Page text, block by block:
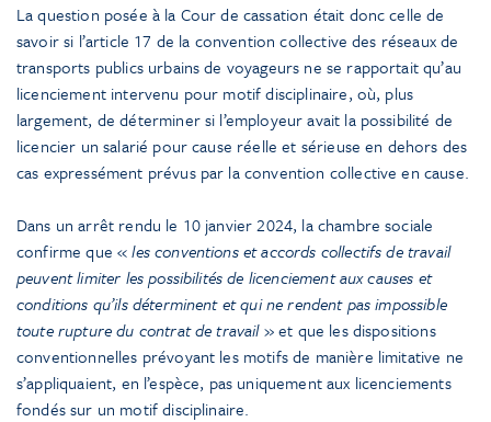
La question posée à la Cour de cassation était donc celle de
savoir si l’article 17 de la convention collective des réseaux de
transports publics urbains de voyageurs ne se rapportait qu’au
licenciement intervenu pour motif disciplinaire, où, plus
largement, de déterminer si l’employeur avait la possibilité de
licencier un salarié pour cause réelle et sérieuse en dehors des
cas expressément prévus par la convention collective en cause.
Dans un arrêt rendu le 10 janvier 2024, la chambre sociale
confirme que «les conventions et accords collectifs de travail
peuvent limiter les possibilités de licenciement aux causes et
conditions qu’ils déterminent et qui ne rendent pas impossible
toute rupture du contrat de travail» et que les dispositions
conventionnelles prévoyant les motifs de manière limitative ne
s’appliquaient, en l’espèce, pas uniquement aux licenciements
fondés sur un motif disciplinaire.